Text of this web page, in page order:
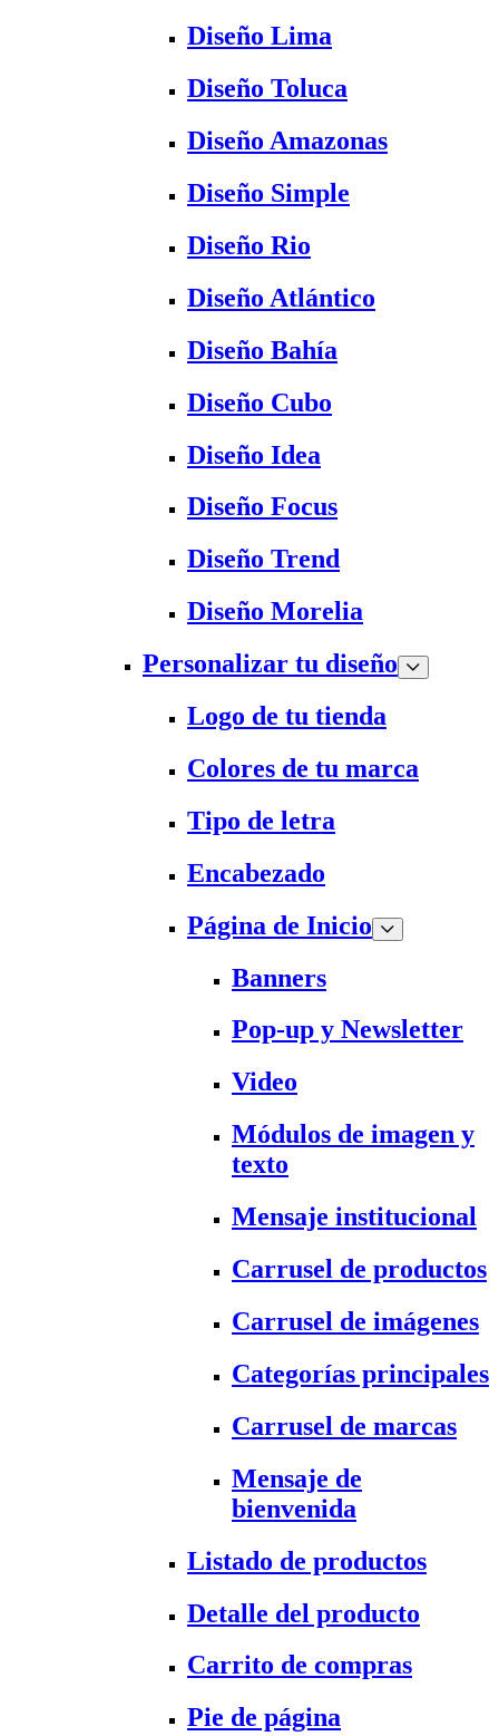
Diseño Lima
Diseño Toluca
Diseño Amazonas
Diseño Simple
Diseño Rio
Diseño Atlántico
Diseño Bahía
Diseño Cubo
Diseño Idea
Diseño Focus
Diseño Trend
Diseño Morelia
Personalizar tu diseño
Logo de tu tienda
Colores de tu marca
Tipo de letra
Encabezado
Página de Inicio
Banners
Pop-up y Newsletter
Video
Módulos de imagen y
texto
Mensaje institucional
Carrusel de productos
Carrusel de imágenes
Categorías principales
Carrusel de marcas
Mensaje de
bienvenida
Listado de productos
Detalle del producto
Carrito de compras
Pie de página